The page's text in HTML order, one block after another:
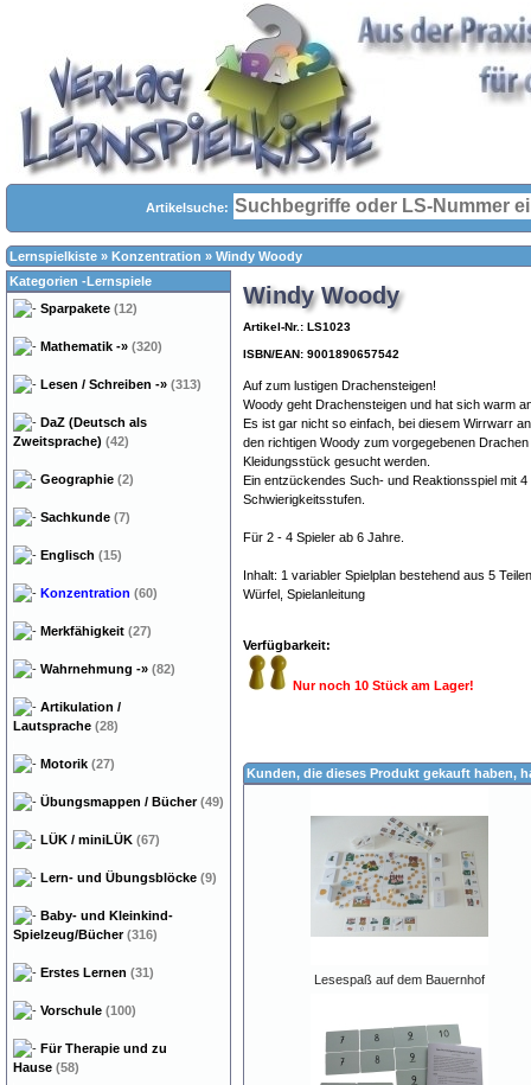
Artikelsuche:
Lernspielkiste » Konzentration » Windy Woody
Windy Woody
Artikel-Nr.: LS1023
ISBN/EAN: 9001890657542
Auf zum lustigen Drachensteigen!
Woody geht Drachensteigen und hat sich warm
Es ist gar nicht so einfach, bei diesem Wirrwarr
den richtigen Woody zum vorgegebenen
Kleidungsstück gesucht werden.
Ein entzückendes Such- und Reaktionsspiel mit
Schwierigkeitsstufen.
Für 2 - 4 Spieler ab 6 Jahre.
Inhalt: 1 variabler Spielplan bestehend aus 5
Würfel, Spielanleitung
Verfügbarkeit:
Nur noch 10 Stück am Lager!
Kunden, die dieses Produkt gekauft haben,
Lesespaß auf dem Bauernhof
Kategorien -Lernspiele
Sparpakete (12)
Mathematik -» (320)
Lesen / Schreiben -» (313)
DaZ (Deutsch als
Zweitsprache) (42)
Geographie (2)
Sachkunde (7)
Englisch (15)
Konzentration (60)
Merkfähigkeit (27)
Wahrnehmung -» (82)
Artikulation /
Lautsprache (28)
Motorik (27)
Übungsmappen / Bücher(49)
LÜK / miniLÜK (67)
Lern- und Übungsblöcke (9)
Baby- und Kleinkind-
Spielzeug/Bücher(316)
Erstes Lernen (31)
Vorschule (100)
Für Therapie und zu
Hause (58)